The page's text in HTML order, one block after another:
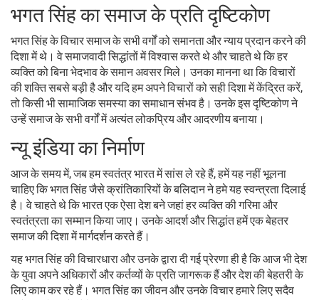
भगत सिंह का समाज के प्रति दृष्टिकोण
भगत सिंह के विचार समाज के सभी वर्गों को समानता और न्याय प्रदान करने की
दिशा में थे। वे समाजवादी सिद्धांतों में विश्वास करते थे और चाहते थे कि हर
व्यक्ति को बिना भेदभाव के समान अवसर मिले। उनका मानना था कि विचारों
की शक्ति सबसे बड़ी है और यदि हम अपने विचारों को सही दिशा में केंद्रित करें,
तो किसी भी सामाजिक समस्या का समाधान संभव है। उनके इस दृष्टिकोण ने
उन्हें समाज के सभी वर्गों में अत्यंत लोकप्रिय और आदरणीय बनाया।
न्यू इंडिया का निर्माण
आज के समय में, जब हम स्वतंत्र भारत में सांस ले रहे हैं, हमें यह नहीं भूलना
चाहिए कि भगत सिंह जैसे क्रांतिकारियों के बलिदान ने हमे यह स्वन्त्रता दिलाई
है। वे चाहते थे कि भारत एक ऐसा देश बने जहां हर व्यक्ति की गरिमा और
स्वतंत्रता का सम्मान किया जाए। उनके आदर्श और सिद्धांत हमें एक बेहतर
समाज की दिशा में मार्गदर्शन करते हैं।
यह भगत सिंह की विचारधारा और उनके द्वारा दी गई प्रेरणा ही है कि आज भी देश
के युवा अपने अधिकारों और कर्तव्यों के प्रति जागरूक हैं और देश की बेहतरी के
लिए काम कर रहे हैं। भगत सिंह का जीवन और उनके विचार हमारे लिए सदैव